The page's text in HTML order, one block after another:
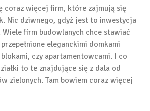
coraz więcej firm, które zajmują się
Nic dziwnego, gdyż jest to inwestycja
Wiele firm budowlanych chce stawiać
eleganckimi domkami
czy apartamentowcami. I co
to te znajdujące się z dala od
zielonych. Tam bowiem coraz więcej